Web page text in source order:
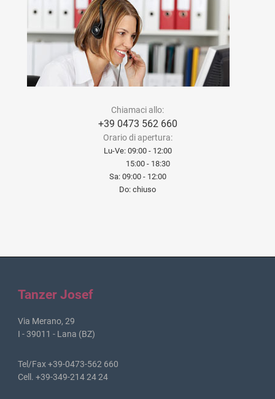
Chiamaci allo:
+39 0473 562 660
Orario di apertura:
Lu-Ve: 09:00 - 12:00
15:00 - 18:30
Sa: 09:00 - 12:00
Do: chiuso
Tanzer Josef
Via Merano, 29
I - 39011 - Lana (BZ)
Tel/Fax +39-0473-562 660
Cell. +39-349-214 24 24